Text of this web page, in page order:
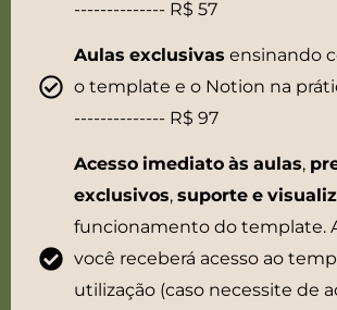
-------------- R$ 57
Aulas exclusivas ensinando
o template e o Notion na
-------------- R$ 97
Acesso imediato às aulas,
exclusivos,suporte e
funcionamento do template.
você receberá acesso ao
utilização (caso necessite de